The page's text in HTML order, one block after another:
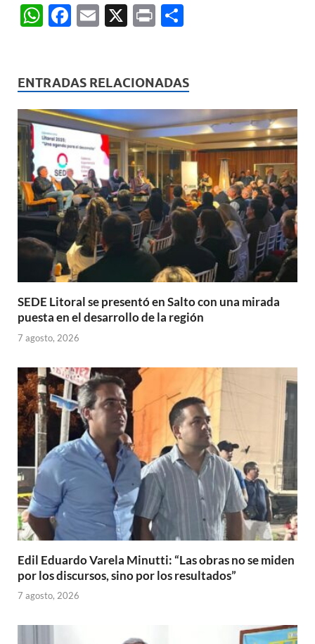
W
s
A
p
p
F
b
o
o
k
E
X
P
p
ar
ti
r
ENTRADAS RELACIONADAS
SEDE Litoral se presentó en Salto con una mirada
puesta en el desarrollo de la región
7 agosto, 2026
Edil Eduardo Varela Minutti: “Las obras no se miden
por los discursos, sino por los resultados”
7 agosto, 2026